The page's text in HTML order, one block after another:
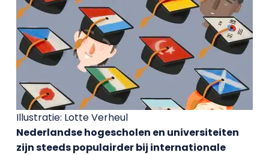
Illustratie: Lotte Verheul
Nederlandse hogescholen en universiteiten
zijn steeds populairder bij internationale